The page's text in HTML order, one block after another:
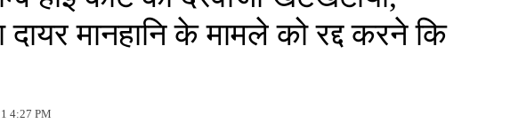
दायर मानहानि के मामले को रद्द करने कि
4:27 PM